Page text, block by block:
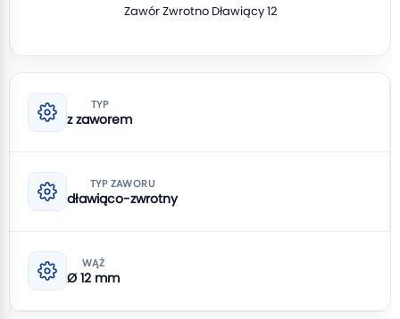
Zawór Zwrotno Dławiący 12
TYP
z zaworem
TYP ZAWORU
dławiąco-zwrotny
WĄŻ
Ø 12 mm